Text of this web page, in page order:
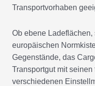
Transportvorhaben
Ob ebene Ladeflächen,
europäischen
Gegenstände, das
Transportgut mit
verschiedenen